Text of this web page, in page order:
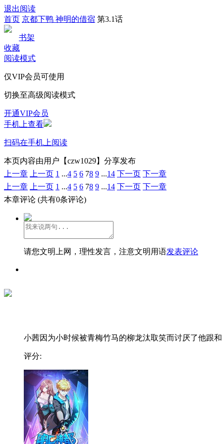
退出阅读
首页 京都下鸭 神明的借宿 第3.1话
书架
收藏
阅读模式
仅VIP会员可使用
切换至高级阅读模式
开通VIP会员
手机上查看
扫码在手机上阅读
本页内容由用户【czw1029】分享发布
上一章
上一页 1 ...4 5 6 78 9 ...14 下一页 下一章
上一章
上一页 1 ...4 5 6 78 9 ...14 下一页 下一章
本章评论 (共有0条评论)
请您文明上网，理性发言，注意文明用语发表评论
小茜因为小时候被青梅竹马的柳龙汰取笑而讨厌了他跟
评分: